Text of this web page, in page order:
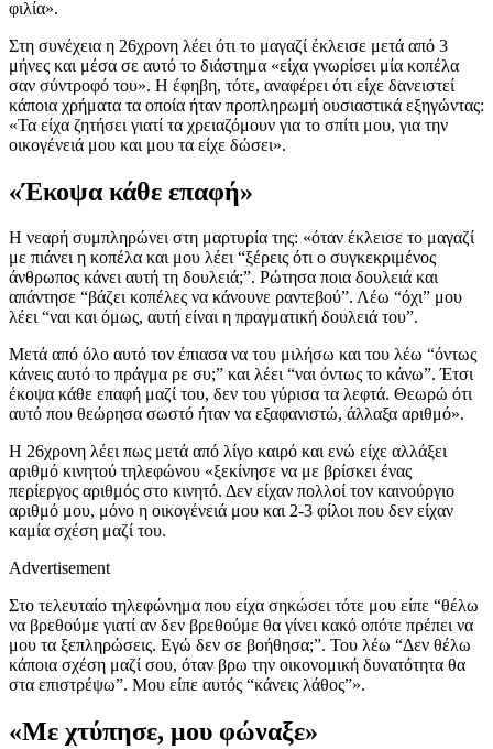
φιλία».
Στη συνέχεια η 26χρονη λέει ότι το μαγαζί έκλεισε μετά από 3
μήνες και μέσα σε αυτό το διάστημα «είχα γνωρίσει μία κοπέλα
σαν σύντροφό του». Η έφηβη, τότε, αναφέρει ότι είχε δανειστεί
κάποια χρήματα τα οποία ήταν προπληρωμή ουσιαστικά εξηγώντας:
«Τα είχα ζητήσει γιατί τα χρειαζόμουν για το σπίτι μου, για την
οικογένειά μου και μου τα είχε δώσει».
«Έκοψα κάθε επαφή»
Η νεαρή συμπληρώνει στη μαρτυρία της: «όταν έκλεισε το μαγαζί
με πιάνει η κοπέλα και μου λέει “ξέρεις ότι ο συγκεκριμένος
άνθρωπος κάνει αυτή τη δουλειά;”. Ρώτησα ποια δουλειά και
απάντησε “βάζει κοπέλες να κάνουνε ραντεβού”. Λέω “όχι” μου
λέει “ναι και όμως, αυτή είναι η πραγματική δουλειά του”.
Μετά από όλο αυτό τον έπιασα να του μιλήσω και του λέω “όντως
κάνεις αυτό το πράγμα ρε συ;” και λέει “ναι όντως το κάνω”. Έτσι
έκοψα κάθε επαφή μαζί του, δεν του γύρισα τα λεφτά. Θεωρώ ότι
αυτό που θεώρησα σωστό ήταν να εξαφανιστώ, άλλαξα αριθμό».
Η 26χρονη λέει πως μετά από λίγο καιρό και ενώ είχε αλλάξει
αριθμό κινητού τηλεφώνου «ξεκίνησε να με βρίσκει ένας
περίεργος αριθμός στο κινητό. Δεν είχαν πολλοί τον καινούργιο
αριθμό μου, μόνο η οικογένειά μου και 2-3 φίλοι που δεν είχαν
καμία σχέση μαζί του.
Advertisement
Στο τελευταίο τηλεφώνημα που είχα σηκώσει τότε μου είπε “θέλω
να βρεθούμε γιατί αν δεν βρεθούμε θα γίνει κακό οπότε πρέπει να
μου τα ξεπληρώσεις. Εγώ δεν σε βοήθησα;”. Του λέω “Δεν θέλω
κάποια σχέση μαζί σου, όταν βρω την οικονομική δυνατότητα θα
στα επιστρέψω”. Μου είπε αυτός “κάνεις λάθος”».
«Με χτύπησε, μου φώναξε»